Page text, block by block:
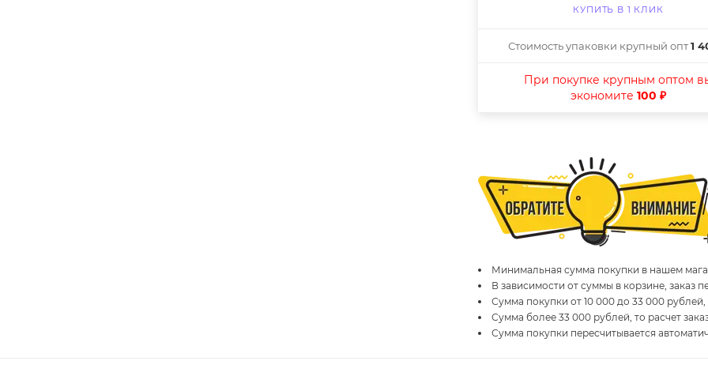
КУПИТЬ В 1 КЛИК
Стоимость упаковки крупный опт1
При покупке крупным оптом
экономите 100 ₽
Минимальная сумма покупки в нашем
В зависимости от суммы в корзине, заказ
Сумма покупки от 10 000 до 33 000 рублей,
Сумма более 33 000 рублей, то расчет
Сумма покупки пересчитывается